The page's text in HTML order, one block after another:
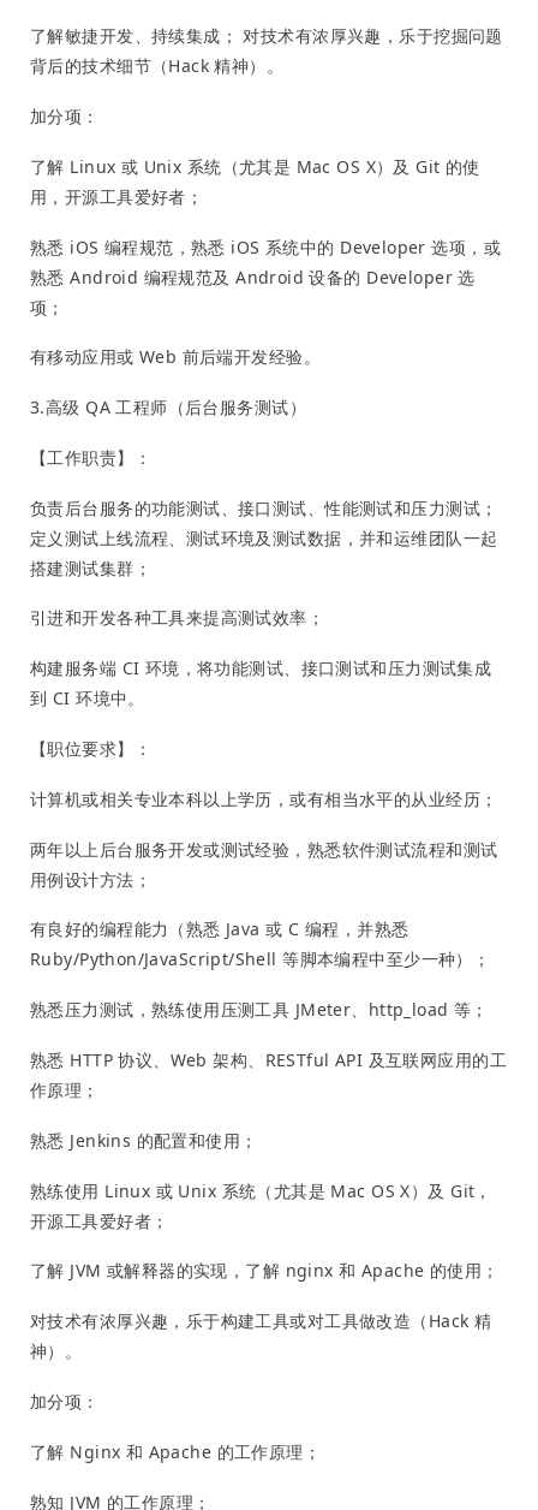
了解敏捷开发、持续集成； 对技术有浓厚兴趣，乐于挖掘问题
背后的技术细节（Hack 精神）。
加分项：
了解 Linux 或 Unix 系统（尤其是 Mac OS X）及 Git 的使
用，开源工具爱好者；
熟悉 iOS 编程规范，熟悉 iOS 系统中的 Developer 选项，或
熟悉 Android 编程规范及 Android 设备的 Developer 选
项；
有移动应用或 Web 前后端开发经验。
3.高级 QA 工程师（后台服务测试）
【工作职责】：
负责后台服务的功能测试、接口测试、性能测试和压力测试；
定义测试上线流程、测试环境及测试数据，并和运维团队一起
搭建测试集群；
引进和开发各种工具来提高测试效率；
构建服务端 CI 环境，将功能测试、接口测试和压力测试集成
到 CI 环境中。
【职位要求】：
计算机或相关专业本科以上学历，或有相当水平的从业经历；
两年以上后台服务开发或测试经验，熟悉软件测试流程和测试
用例设计方法；
有良好的编程能力（熟悉 Java 或 C 编程，并熟悉
Ruby/Python/JavaScript/Shell 等脚本编程中至少一种）；
熟悉压力测试，熟练使用压测工具 JMeter、http_load 等；
熟悉 HTTP 协议、Web 架构、RESTful API 及互联网应用的工
作原理；
熟悉 Jenkins 的配置和使用；
熟练使用 Linux 或 Unix 系统（尤其是 Mac OS X）及 Git，
开源工具爱好者；
了解 JVM 或解释器的实现，了解 nginx 和 Apache 的使用；
对技术有浓厚兴趣，乐于构建工具或对工具做改造（Hack 精
神）。
加分项：
了解 Nginx 和 Apache 的工作原理；
熟知 JVM 的工作原理；